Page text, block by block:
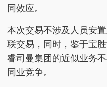
同效应。
本次交易不涉及人员安
联交易，同时，鉴于宝
睿司曼集团的近似业务
同业竞争。